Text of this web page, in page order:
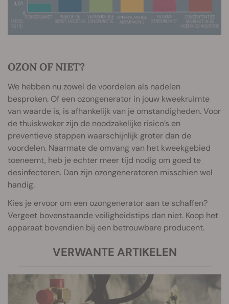
OZON OF NIET?
We hebben nu zowel de voordelen als nadelen
besproken. Of een ozongenerator in jouw kweekruimte
van waarde is, is afhankelijk van je omstandigheden. Voor
de thuiskweker zijn de noodzakelijke risico’s en
preventieve stappen waarschijnlijk groter dan de
voordelen. Naarmate de omvang van het kweekgebied
toeneemt, heb je echter meer tijd nodig om goed te
desinfecteren. Dan zijn ozongeneratoren misschien wel
handig.
Kies je ervoor om een ozongenerator aan te schaffen?
Vergeet bovenstaande veiligheidstips dan niet. Koop het
apparaat bovendien bij een betrouwbare producent.
VERWANTE ARTIKELEN